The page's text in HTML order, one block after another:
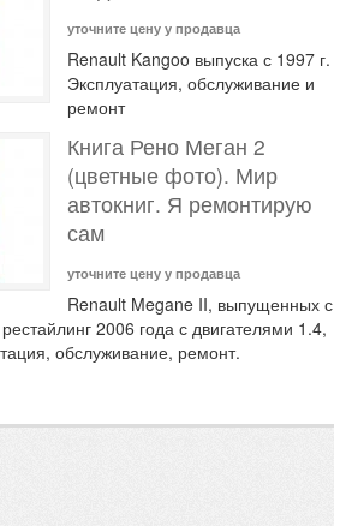
уточните цену у продавца
Renault Kangoo выпуска с 1997 г.
Эксплуатация, обслуживание и
ремонт
Книга Рено Меган 2
(цветные фото). Мир
автокниг. Я ремонтирую
сам
уточните цену у продавца
Renault Megane II, выпущенных с
2006 года с двигателями 1.4,
обслуживание, ремонт.